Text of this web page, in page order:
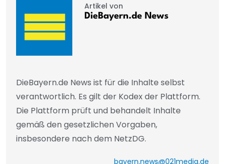
Artikel von
DieBayern.de News
DieBayern.de News ist für die Inhalte selbst
verantwortlich. Es gilt der Kodex der Plattform.
Die Plattform prüft und behandelt Inhalte
gemäß den gesetzlichen Vorgaben,
insbesondere nach dem NetzDG.
bayern.news@021media.de